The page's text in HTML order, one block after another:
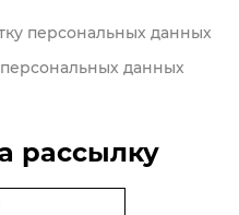
персональных данных
данных
рассылку